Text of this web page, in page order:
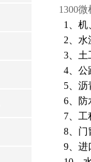
1300
1、
2、水
3、土
4、公
5、沥
6、防
7、工
8、门
9、进